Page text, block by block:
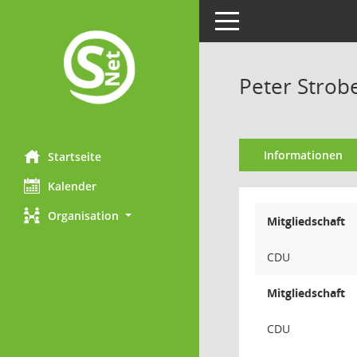
Startseite
Kalender
Organisation
Toggle navigation
Peter
Informationen
Mitgliedschaft
CDU
Mitgliedschaft
CDU